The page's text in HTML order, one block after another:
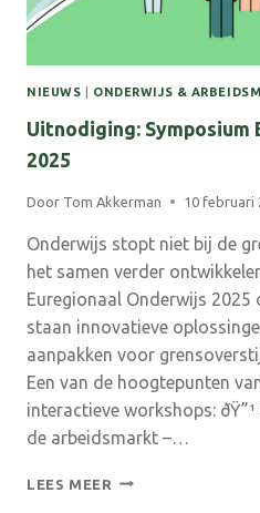
NIEUWS ONDERWIJS &
Uitnodiging: Symposium
2025
Door Tom Akkerman 10 februari
Onderwijs stopt niet bij de
het samen verder
Euregionaal Onderwijs
staan innovatieve
aanpakken voor
Een van de hoogtepunten
interactieve workshops:
de arbeidsmarkt –…
LEES MEER UITNODIGING: